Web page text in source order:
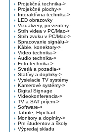
Projekčná technika->
Projekčné plochy->
Interaktívna technika->
LED obrazovky
Vizualizery, prezentery
Strih videa v PC/Mac->
Strih zvuku v PC/Mac->
Spracovanie signálu->
Káble, konektory->
Video technika->
Audio technika->
Foto technika->
Svetlá a pozadia->
Statívy a doplnky->
Vysielacie TV systémy
Kamerové systémy->
Digital Signage
Videokonferencia->
TV a SAT príjem->
Software->
Tabule, Flipchart
Monitory a doplnky->
Pre študentov a školy
Výpredaj skladu